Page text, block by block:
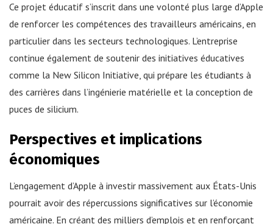
Ce projet éducatif s’inscrit dans une volonté plus large d’Apple
de renforcer les compétences des travailleurs américains, en
particulier dans les secteurs technologiques. L’entreprise
continue également de soutenir des initiatives éducatives
comme la New Silicon Initiative, qui prépare les étudiants à
des carrières dans l’ingénierie matérielle et la conception de
puces de silicium.
Perspectives et implications
économiques
L’engagement d’Apple à investir massivement aux États-Unis
pourrait avoir des répercussions significatives sur l’économie
américaine. En créant des milliers d’emplois et en renforçant